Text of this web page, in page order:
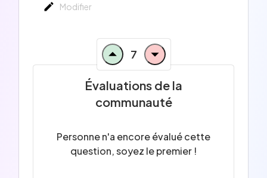
Modifier
7
Évaluations de la
communauté
Personne n'a encore évalué cette
question, soyez le premier !